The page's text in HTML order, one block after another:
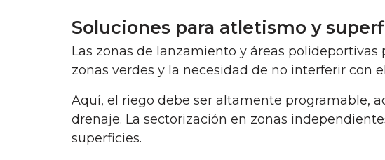
Soluciones para atletismo y
Las zonas de lanzamiento y áreas
zonas verdes y la necesidad de no interferir con
Aquí, el riego debe ser altamente programable,
drenaje. La sectorización en zonas
superficies.